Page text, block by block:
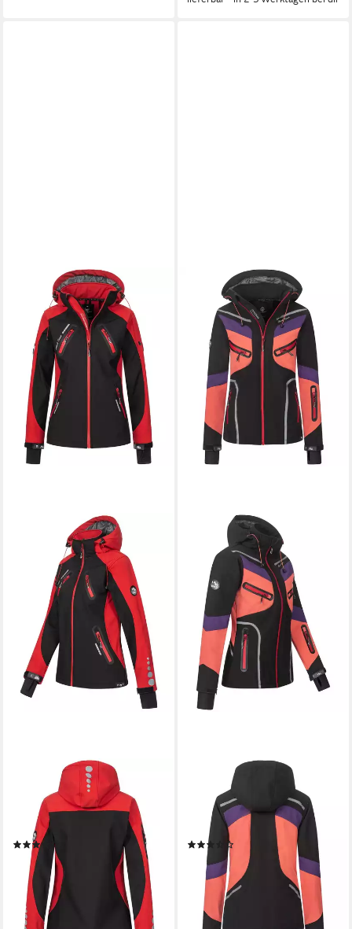
ROCK CREEK
Softshelljacke Damen
Softshelljacke Wanderjacke
D-441
69,90 € UVP
-22%
lieferbar - in 2-3 Werktagen bei dir
ROCK CREEK
Softshelljacke Damen
Softshelljacke Wanderjacke
D-465
69,90 € UVP 89,90 €
-22%
lieferbar - in 2-3 Werktagen bei dir